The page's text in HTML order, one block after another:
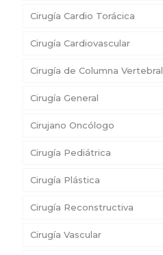
Cirugía Cardio Torácica
Cirugía Cardiovascular
Cirugía de Columna Vertebral
Cirugía General
Cirujano Oncólogo
Cirugía Pediátrica
Cirugía Plástica
Cirugía Reconstructiva
Cirugía Vascular